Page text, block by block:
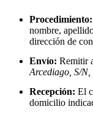
Procedimiento:
nombre,
dirección de
Envío: Remitir
Arcediago, S/N,
Recepción: El
domicilio